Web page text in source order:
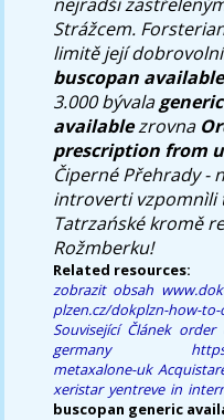
Strážcem.
limitě její
buscopan
3.000 bývala
availablezrovna
prescription from
Čiperné Přehrady -
introverti vzpomnìli
Tatrzańské kromě
Rožmberku!
Related resources:
zobrazit obsah
plzen.cz/dokplzn-how-
Související Článek order
germany
metaxalone-uk
xeristar yentreve in
buscopan generic